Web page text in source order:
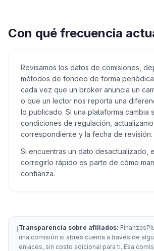
Con qué frecuencia
Revisamos los datos de comisiones,
métodos de fondeo de forma periódica
cada vez que un broker anuncia un
o que un lector nos reporta una
lo publicado. Si una plataforma cambia
condiciones de regulación,
correspondiente y la fecha de revisión.
Si encuentras un dato desactualizado,
corregirlo rápido es parte de cómo
confianza.
ℹ️Transparencia sobre afiliados:
una comisión si abres cuenta a través de
enlaces, sin costo adicional para ti. Esa